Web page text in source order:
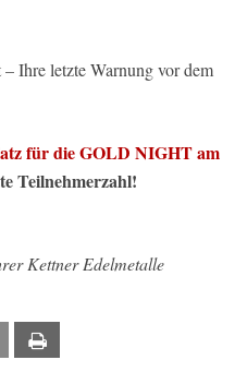
Ihre letzte Warnung vor dem
für die GOLD NIGHT am
Teilnehmerzahl!
Kettner Edelmetalle
Email